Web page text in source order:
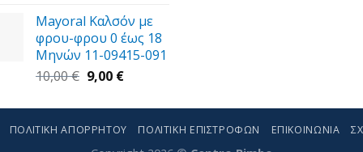
was:
14,00 €.
τιμή
είναι:
11,00 €.
Mayoral Καλσόν με
φρου-φρου 0 έως 18
Μηνών 11-09415-091
10,00€ Original
was:
10,00 €.
9,00 €Η
τιμή
είναι:
ΠΟΛΙΤΙΚΉ ΑΠΟΡΡΉΤΟΥ ΠΟΛΙΤΙΚΉ ΕΠΙΣΤΡΟΦΏΝ ΕΠΙΚΟΙΝΩΝΊΑ